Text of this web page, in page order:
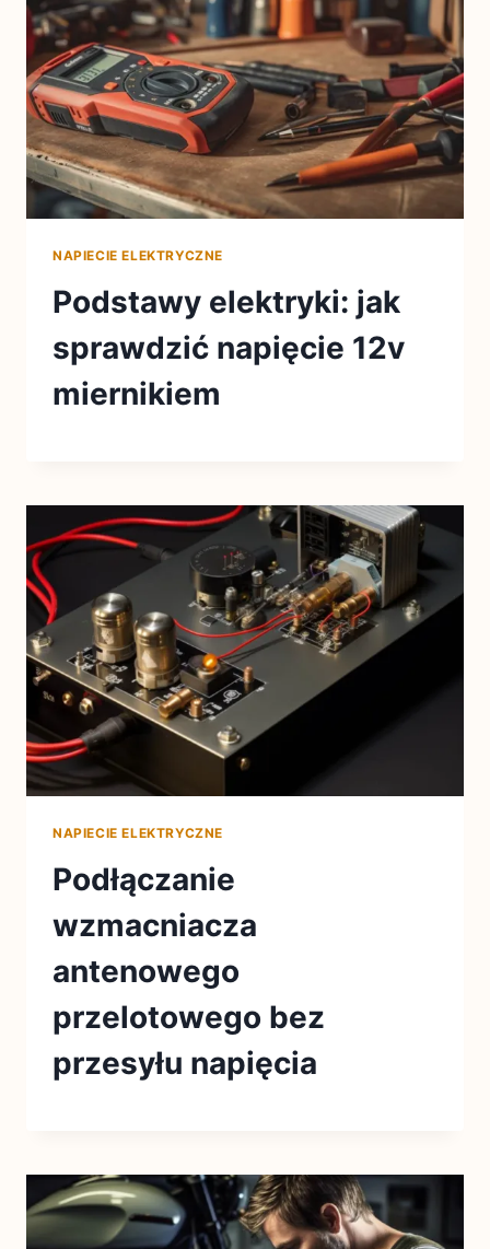
NAPIECIE ELEKTRYCZNE
Podstawy elektryki: jak
sprawdzić napięcie 12v
miernikiem
NAPIECIE ELEKTRYCZNE
Podłączanie
wzmacniacza
antenowego
przelotowego bez
przesyłu napięcia